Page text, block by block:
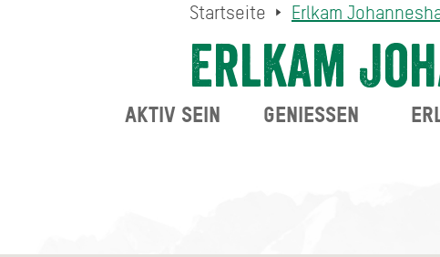
Startseite Erlkam
Erlkam
AKTIV SEIN GENIESSEN